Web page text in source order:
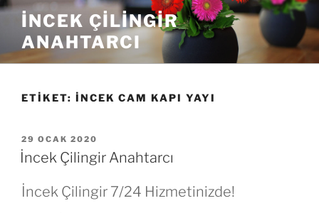
İçeriğe
İNCEK ÇILINGIR
ANAHTARCI
ETIKET: İNCEK CAM KAPI YAYI
YAYIM
TARIHI
29 OCAK 2020
İncek Çilingir Anahtarcı
İncek Çilingir 7/24 Hizmetinizde!